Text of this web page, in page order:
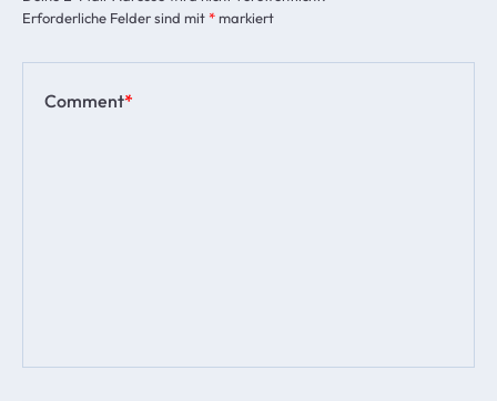
Erforderliche Felder sind mit*markiert
Comment*